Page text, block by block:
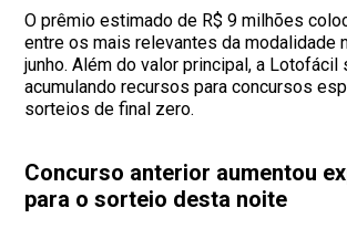
O prêmio estimado de R$ 9 milhões
entre os mais relevantes da modalidade
junho. Além do valor principal, a Lotofácil
acumulando recursos para concursos
sorteios de final zero.
Concurso anterior aumentou
para o sorteio desta noite